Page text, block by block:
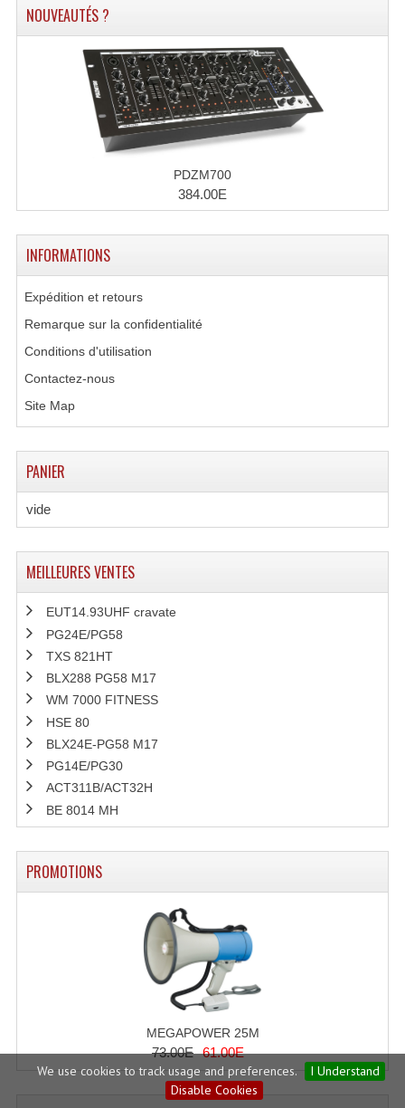
We use cookies to track usage and preferences.
I Understand
Disable Cookies
NOUVEAUTÉS ?
PDZM700
384.00E
INFORMATIONS
Expédition et retours
Remarque sur la confidentialité
Conditions d'utilisation
Contactez-nous
Site Map
PANIER
vide
MEILLEURES VENTES
EUT14.93UHF cravate
PG24E/PG58
TXS 821HT
BLX288 PG58 M17
WM 7000 FITNESS
HSE 80
BLX24E-PG58 M17
PG14E/PG30
ACT311B/ACT32H
BE 8014 MH
PROMOTIONS
MEGAPOWER 25M
73.00E 61.00E